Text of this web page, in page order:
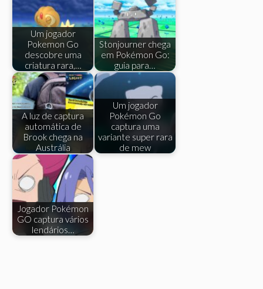
Um jogador
Pokemon Go
descobre uma
criatura rara,…
Stonjourner chega
em Pokémon Go:
guia para…
A luz de captura
automática de
Brook chega na
Austrália
Um jogador
Pokémon Go
captura uma
variante super rara
de mew
Jogador Pokémon
GO captura vários
lendários…